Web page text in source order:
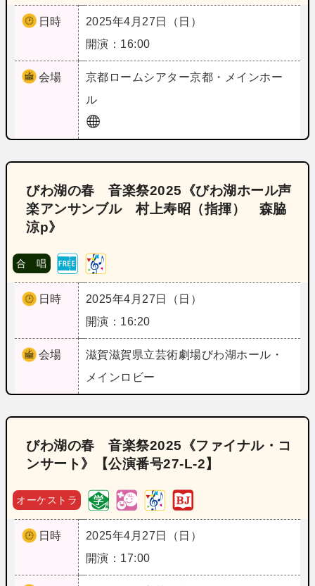
日時
2025年4月27日（日）
開演：16:00
会場 京都 ロームシアター京都・メインホー
ル
びわ湖の春 音楽祭2025《びわ湖ホール声
楽アンサンブル 村上寿昭（指揮） 森脇
涼p》
合 唱
日時
2025年4月27日（日）
開演：16:20
会場 滋賀滋賀県立芸術劇場びわ湖ホール・
メインロビー
びわ湖の春 音楽祭2025《ファイナル・コ
ンサート》【公演番号27‐L‐2】
オーケストラ
日時
2025年4月27日（日）
開演：17:00